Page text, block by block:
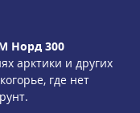
Норд 300
арктики и других
где нет